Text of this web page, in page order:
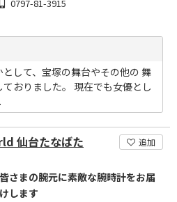
0797-81-3915
して、宝塚の舞台やその他の 舞
おりました。 現在でも女優とし
仙台たなばた
追加
皆さまの腕元に素敵な腕時計をお届
けします